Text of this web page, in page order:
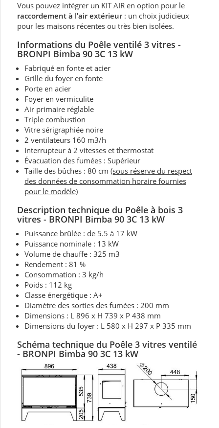
Vous pouvez intégrer un KIT AIR en option pour le
raccordement à l’air extérieur: un choix judicieux
pour les maisons récentes ou très bien isolées.
Informations du Poêle ventilé 3 vitres -
BRONPI Bimba 90 3C 13 kW
Fabriqué en fonte et acier
Grille du foyer en fonte
Porte en acier
Foyer en vermiculite
Air primaire réglable
Triple combustion
Vitre sérigraphiée noire
2 ventilateurs 160 m3/h
Interrupteur à 2 vitesses et thermostat
Évacuation des fumées : Supérieur
Taille des bûches : 80 cm (sous réserve du respect
des données de consommation horaire fournies
pour le modèle)
Description technique du Poêle à bois 3
vitres - BRONPI Bimba 90 3C 13 kW
Puissance brûlée : de 5.5 à 17 kW
Puissance nominale : 13 kW
Volume de chauffe : 325 m3
Rendement : 81 %
Consommation : 3 kg/h
Poids : 112 kg
Classe énergétique : A+
Diamètre des sorties des fumées : 200 mm
Dimensions : L 896 x H 739 x P 438 mm
Dimensions du foyer : L 580 x H 297 x P 335 mm
Schéma technique du Poêle 3 vitres ventilé
- BRONPI Bimba 90 3C 13 kW